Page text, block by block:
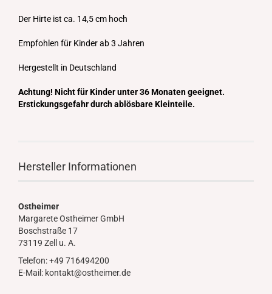
Der Hirte ist ca. 14,5 cm hoch
Empfohlen für Kinder ab 3 Jahren
Hergestellt in Deutschland
Achtung! Nicht für Kinder unter 36 Monaten geeignet.
Erstickungsgefahr durch ablösbare Kleinteile.
Hersteller Informationen
Ostheimer
Margarete Ostheimer GmbH
Boschstraße 17
73119 Zell u. A.
Telefon: +49 716494200
E-Mail: kontakt@ostheimer.de